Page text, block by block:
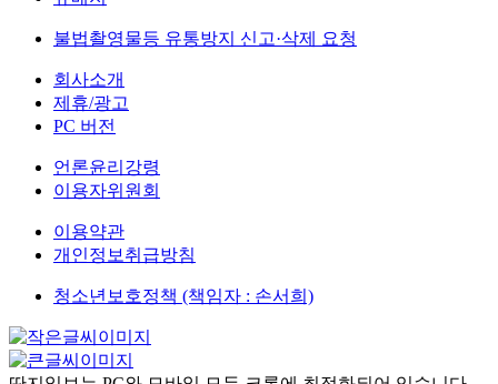
불법촬영물등 유통방지 신고·삭제 요청
회사소개
제휴/광고
PC 버전
언론윤리강령
이용자위원회
이용약관
개인정보취급방침
청소년보호정책 (책임자 : 손서희)